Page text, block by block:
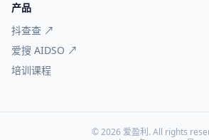
产品
抖查查 ↗
爱搜 AIDSO ↗
培训课程
© 2026 爱盈利. All rights